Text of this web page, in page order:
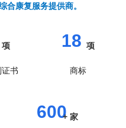
合康复服务提供商。
项
书
18 项
商标
600+ 家